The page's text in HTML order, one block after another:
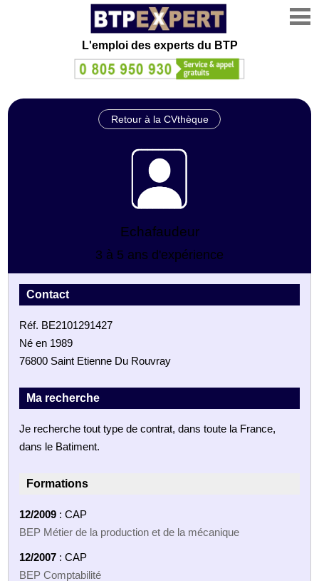
L'emploi des experts du BTP
Retour à la CVthèque
Echafaudeur
3 à 5 ans d'expérience
Contact
Réf. BE2101291427
Né en 1989
76800 Saint Etienne Du Rouvray
Ma recherche
Je recherche tout type de contrat, dans toute la France,
dans le Batiment.
Formations
12/2009 : CAP
BEP Métier de la production et de la mécanique
12/2007 : CAP
BEP Comptabilité